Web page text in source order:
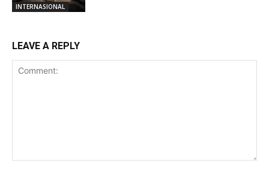
INTERNASIONAL
LEAVE A REPLY